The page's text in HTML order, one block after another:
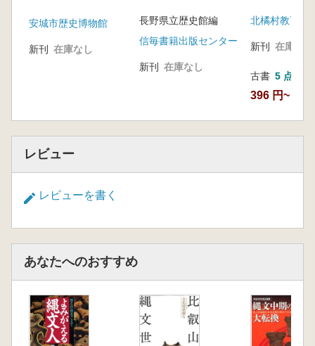
安城市歴史博物館
新刊 在庫なし
長野県立歴史館編
信毎書籍出版センター
新刊 在庫なし
新刊 在庫なし
古書 5 点
396 円~
レビュー
レビューを書く
あなたへのおすすめ